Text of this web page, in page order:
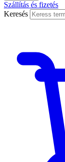
Szállítás és fizetés
Keresés